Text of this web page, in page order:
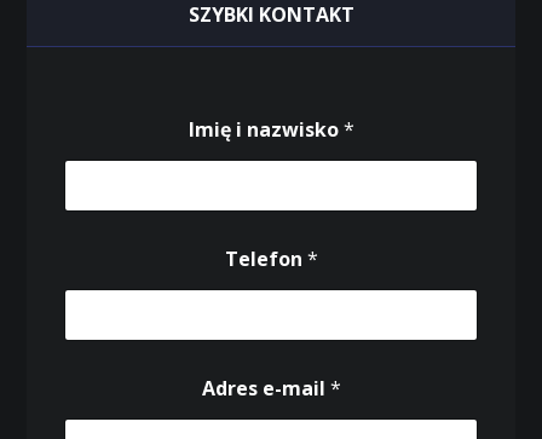
SZYBKI KONTAKT
Imię i nazwisko*
Telefon *
i
a
Adres e-mail *